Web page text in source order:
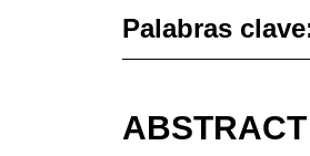
Palabras
ABSTRACT